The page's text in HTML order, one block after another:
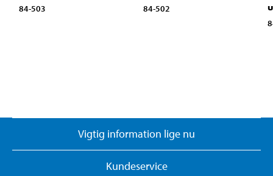
84-503 84-502
Vigtig information lige nu
Kundeservice